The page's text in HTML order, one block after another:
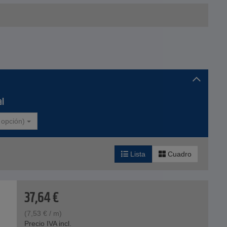
Lista Cuadro
37,64€
(7,53 € / m)
Precio IVA incl.